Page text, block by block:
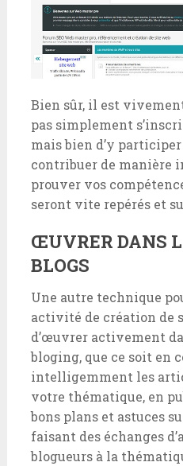
Bien sûr, il est
pas simplement
mais bien d’y
contribuer de manière
prouver vos
seront vite repérés et
ŒUVRER DANS
BLOGS
Une autre technique
activité de création de
d’œuvrer activement
bloging, que ce soit en
intelligemment les
votre thématique, en
bons plans et astuces
faisant des échanges
blogueurs à la